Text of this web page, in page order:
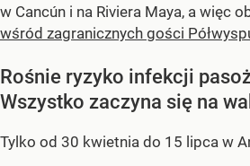
w Cancún i na Riviera Maya, a więc
wśród zagranicznych gości
Rośnie ryzyko infekcji
Wszystko zaczyna się na
Tylko od 30 kwietnia do 15 lipca w